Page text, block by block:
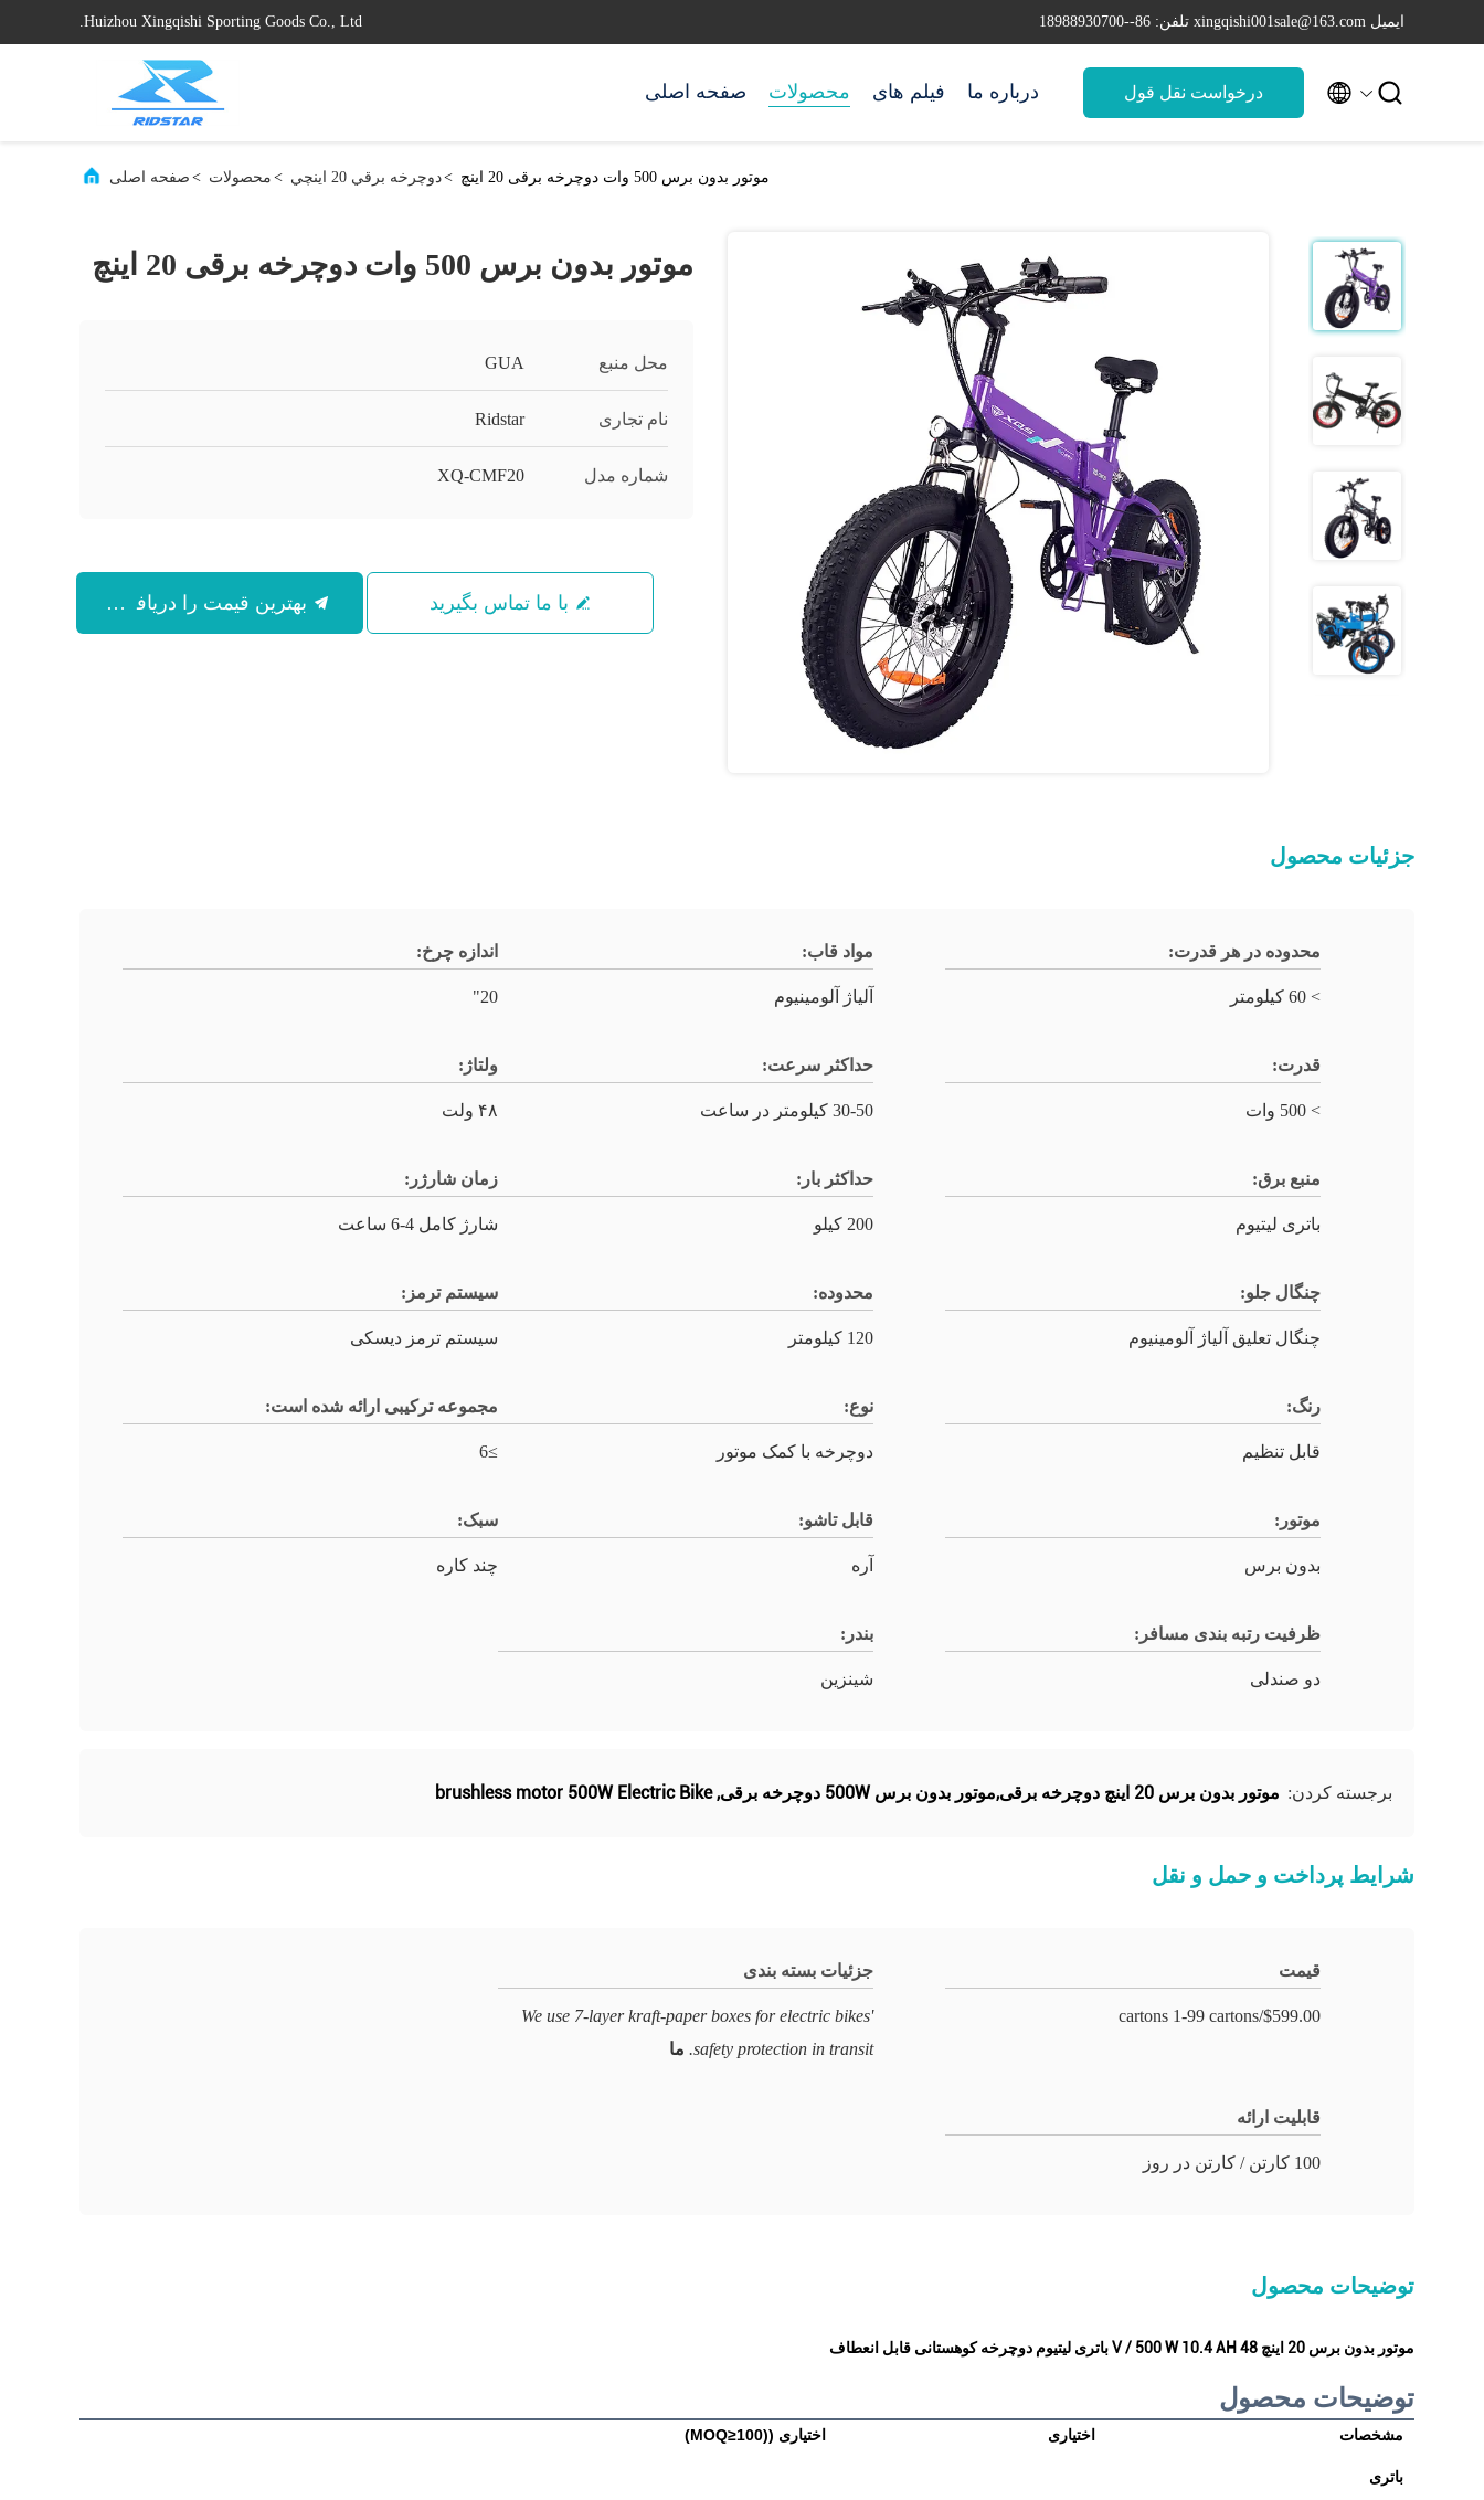
Huizhou Xingqishi Sporting Goods Co., Ltd. ایمیل xingqishi001sale@163.com تلفن: 86--18988930700
صفحه اصلی محصولات فیلم های درباره ما درخواست نقل قول  
صفحه اصلی > محصولات > دوچرخه برقي 20 اينچي> موتور بدون برس 500 وات دوچرخه برقی 20 اینچ
موتور بدون برس 500 وات دوچرخه برقی 20 اینچ
محل منبع GUA
نام تجاری Ridstar
شماره مدل XQ-CMF20
با ما تماس بگیرید
جزئیات محصول
محدوده در هر قدرت:
> 60 کیلومتر
مواد قاب:
آلیاژ آلومینیوم
اندازه چرخ:
20"
قدرت:
> 500 وات
حداکثر سرعت:
30-50 کیلومتر در ساعت
ولتاژ:
۴۸ ولت
منبع برق:
باتری لیتیوم
حداکثر بار:
200 کیلو
زمان شارژر:
شارژ کامل 4-6 ساعت
چنگال جلو:
چنگال تعلیق آلیاژ آلومینیوم
محدوده:
120 کیلومتر
سیستم ترمز:
سیستم ترمز دیسکی
رنگ:
قابل تنظیم
نوع:
دوچرخه با کمک موتور
مجموعه ترکیبی ارائه شده است:
≥6
موتور:
بدون برس
قابل تاشو:
آره
سبک:
چند کاره
ظرفیت رتبه بندی مسافر:
دو صندلی
بندر:
شينزين
برجسته کردن: موتور بدون برس 20 اینچ دوچرخه برقی,موتور بدون برس 500W دوچرخه برقی ,
brushless motor 500W Electric Bike
شرایط پرداخت و حمل و نقل
قیمت
$599.00/cartons 1-99 cartons
جزئیات بسته بندی
We use 7-layer kraft-paper boxes for electric bikes'
safety protection in transit. ما
قابلیت ارائه
100 کارتن / کارتن در روز
توضیحات محصول
موتور بدون برس 20 اینچ 48 V / 500 W 10.4 AH باتری لیتیوم دوچرخه کوهستانی قابل انعطاف
توضیحات محصول
مشخصات اختیاری اختیاری ((MOQ≥100)
باتری